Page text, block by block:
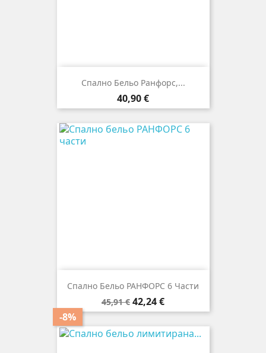
Спално Бельо Ранфорс,...
Цена
40,90 €
Спално Бельо РАНФОРС 6 Части
Редовна
цена
45,91 €
-8%
Цена
42,24 €